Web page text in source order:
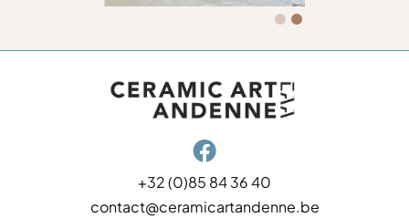

+32 (0)85 84 36 40
contact@ceramicartandenne.be